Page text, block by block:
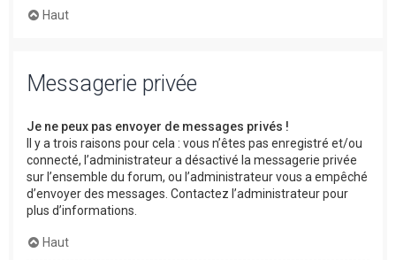
Haut
Messagerie privée
Je ne peux pas envoyer de messages privés !
Il y a trois raisons pour cela : vous n’êtes pas enregistré et/ou
connecté, l’administrateur a désactivé la messagerie privée
sur l’ensemble du forum, ou l’administrateur vous a empêché
d’envoyer des messages. Contactez l’administrateur pour
plus d’informations.
Haut